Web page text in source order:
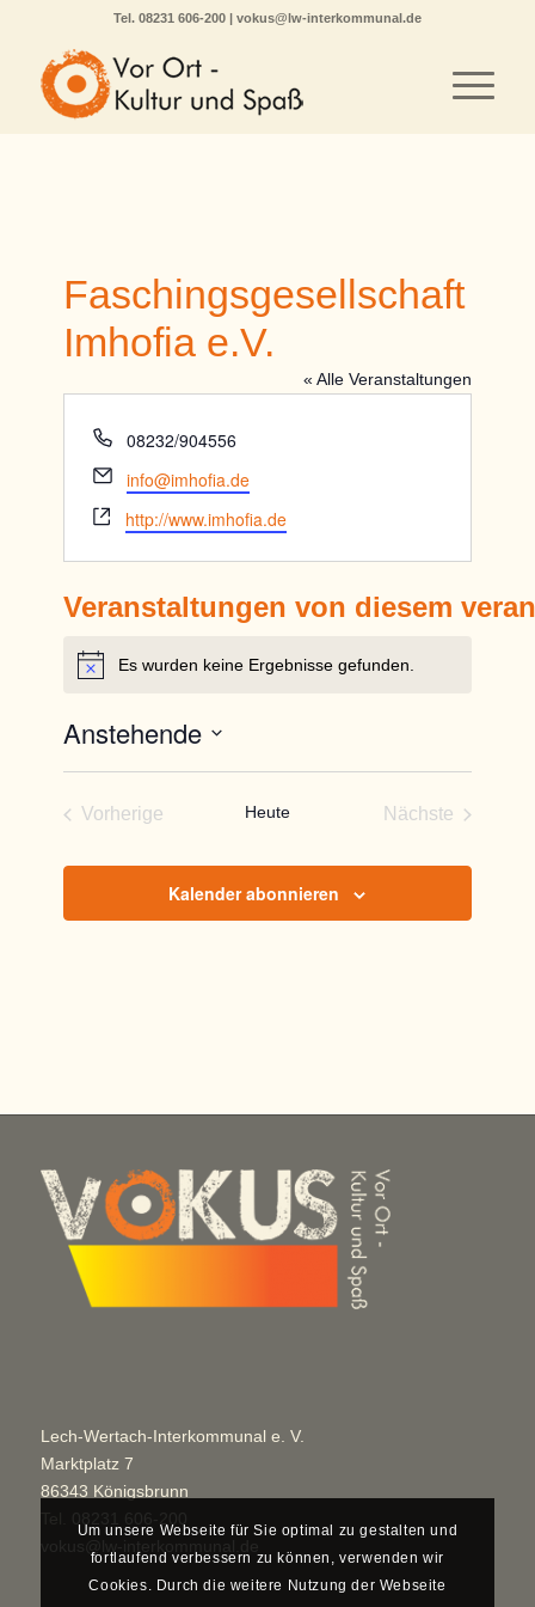
Tel. 08231 606-200 | vokus@lw-interkommunal.de
Faschingsgesellschaft
Imhofia e.V.
« Alle Veranstaltungen
Telefon
08232/904556
Email
info@imhofia.de
Webseite
http://www.imhofia.de
Veranstaltungen von diesem
HinweisEs wurden keine Ergebnisse gefunden.
Anstehende
Vorherige
Heute
Nächste
Kalender abonnieren
Lech-Wertach-Interkommunal e. V.
Marktplatz 7
86343 Königsbrunn
Um unsere Webseite für Sie optimal zu gestalten und
fortlaufend verbessern zu können, verwenden wir
Cookies. Durch die weitere Nutzung der Webseite